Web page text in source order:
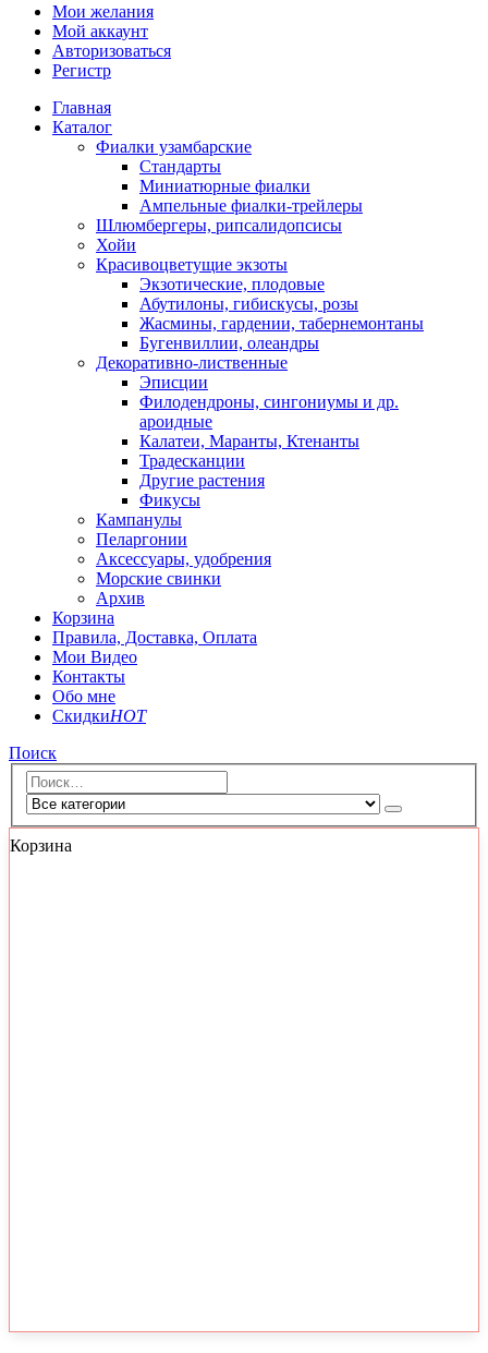
Мои желания
Мой аккаунт
Авторизоваться
Регистр
Главная
Каталог
Фиалки узамбарские
Стандарты
Миниатюрные фиалки
Ампельные фиалки-трейлеры
Шлюмбергеры, рипсалидопсисы
Хойи
Красивоцветущие экзоты
Экзотические, плодовые
Абутилоны, гибискусы, розы
Жасмины, гардении, табернемонтаны
Бугенвиллии, олеандры
Декоративно-лиственные
Эписции
Филодендроны, сингониумы и др.
ароидные
Калатеи, Маранты, Ктенанты
Традесканции
Другие растения
Фикусы
Кампанулы
Пеларгонии
Аксессуары, удобрения
Морские свинки
Архив
Корзина
Правила, Доставка, Оплата
Мои Видео
Контакты
Обо мне
СкидкиHOT
Поиск
Корзина